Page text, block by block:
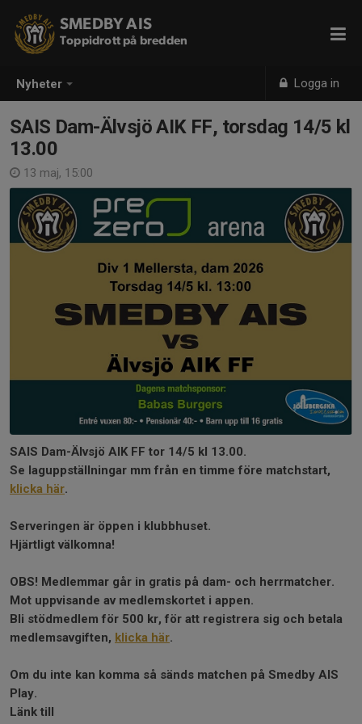
Nyheter Logga in
SMEDBY AIS
Toppidrott på bredden
SAIS Dam-Älvsjö AIK FF, torsdag 14/5 kl
13.00
13 maj, 15:00
SAIS Dam-Älvsjö AIK FF tor 14/5 kl 13.00.
Se laguppställningar mm från en timme före matchstart,
klicka här.
Serveringen är öppen i klubbhuset.
Hjärtligt välkomna!
OBS! Medlemmar går in gratis på dam- och herrmatcher.
Mot uppvisande av medlemskortet i appen.
Bli stödmedlem för 500 kr, för att registrera sig och betala
medlemsavgiften, klicka här.
Om du inte kan komma så sänds matchen på Smedby AIS
Play.
Länk till